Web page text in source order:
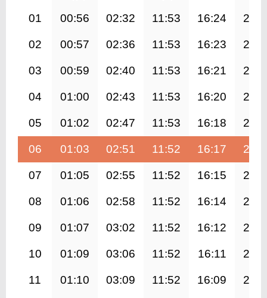
01 00:56 02:32 11:53 16:24
02 00:57 02:36 11:53 16:23
03 00:59 02:40 11:53 16:21
04 01:00 02:43 11:53 16:20
05 01:02 02:47 11:53 16:18
06 01:03 02:51 11:52 16:17
07 01:05 02:55 11:52 16:15
08 01:06 02:58 11:52 16:14
09 01:07 03:02 11:52 16:12
10 01:09 03:06 11:52 16:11
11 01:10 03:09 11:52 16:09